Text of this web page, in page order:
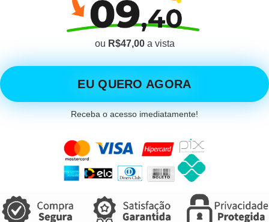
ou R$47,00a vista
EU QUERO AGORA
Receba o acesso imediatamente!